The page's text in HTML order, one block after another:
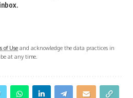
of Use and acknowledge the data practices in
at any time.